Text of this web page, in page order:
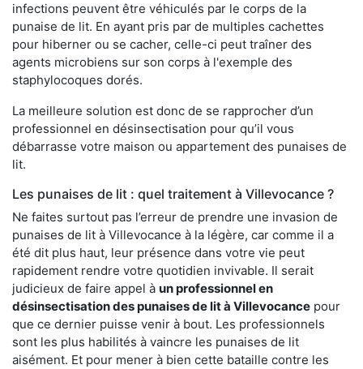
infections peuvent être véhiculés par le corps de la
punaise de lit. En ayant pris par de multiples cachettes
pour hiberner ou se cacher, celle-ci peut traîner des
agents microbiens sur son corps à l'exemple des
staphylocoques dorés.
La meilleure solution est donc de se rapprocher d’un
professionnel en désinsectisation pour qu’il vous
débarrasse votre maison ou appartement des punaises de
lit.
Les punaises de lit : quel traitement à Villevocance ?
Ne faites surtout pas l’erreur de prendre une invasion de
punaises de lit à Villevocance à la légère, car comme il a
été dit plus haut, leur présence dans votre vie peut
rapidement rendre votre quotidien invivable. Il serait
judicieux de faire appel à un professionnel en
désinsectisation des punaises de lit à Villevocance pour
que ce dernier puisse venir à bout. Les professionnels
sont les plus habilités à vaincre les punaises de lit
aisément. Et pour mener à bien cette bataille contre les